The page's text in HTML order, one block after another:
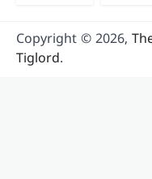
Copyright © 2026,
Tiglord.